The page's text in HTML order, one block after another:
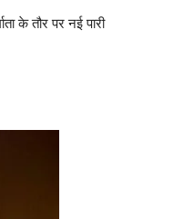
के तौर पर नई पारी